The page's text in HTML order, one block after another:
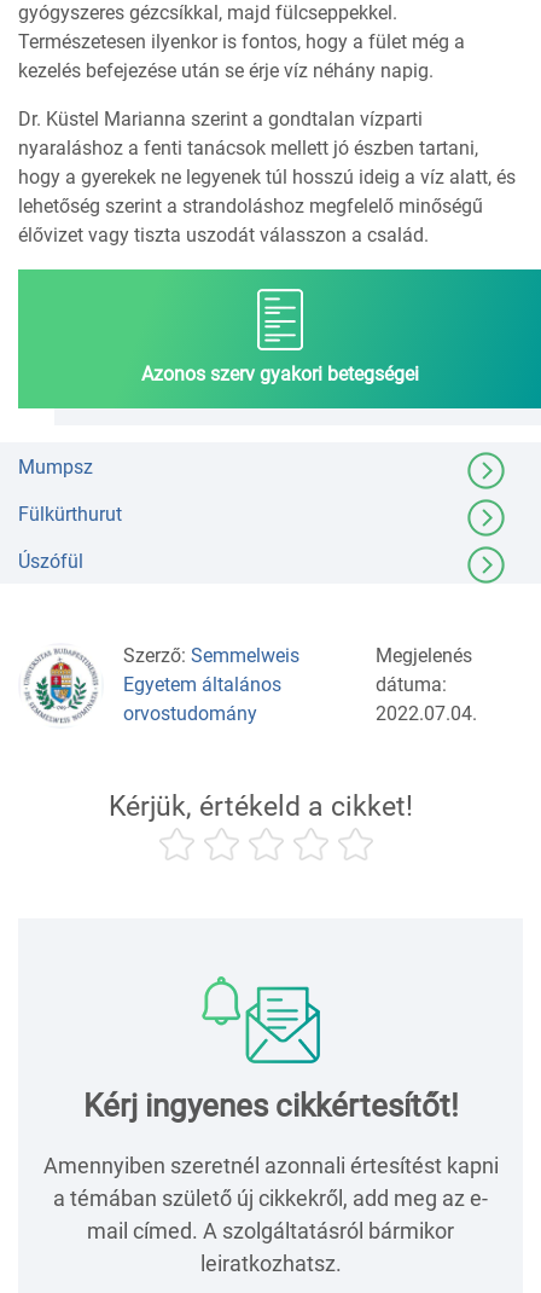
gyógyszeres gézcsíkkal, majd fülcseppekkel.
Természetesen ilyenkor is fontos, hogy a fület még a
kezelés befejezése után se érje víz néhány napig.
Dr. Küstel Marianna szerint a gondtalan vízparti
nyaraláshoz a fenti tanácsok mellett jó észben tartani,
hogy a gyerekek ne legyenek túl hosszú ideig a víz alatt, és
lehetőség szerint a strandoláshoz megfelelő minőségű
élővizet vagy tiszta uszodát válasszon a család.
Azonos szerv gyakori betegségei
Mumpsz
Fülkürthurut
Úszófül
Szerző: Semmelweis
Egyetem általános
orvostudomány
Megjelenés
dátuma:
2022.07.04.
Kérjük, értékeld a cikket!
Kérj ingyenes cikkértesítőt!
Amennyiben szeretnél azonnali értesítést kapni
a témában születő új cikkekről, add meg az e-
mail címed. A szolgáltatásról bármikor
leiratkozhatsz.